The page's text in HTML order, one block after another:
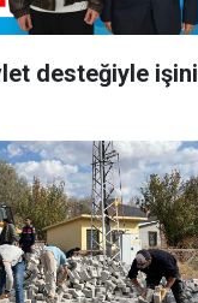
desteğiyle işini